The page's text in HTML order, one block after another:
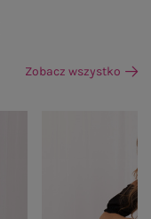
Zobacz wszystko